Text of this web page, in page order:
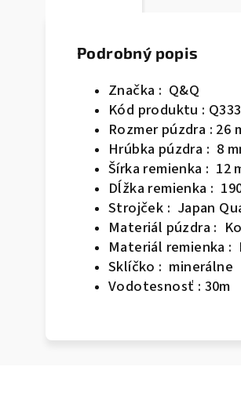
Podrobný popis
Značka : Q&Q
Kód produktu :
Rozmer púzdra : 26
Hrúbka púzdra : 8
Šírka remienka : 12
Dĺžka remienka :
Strojček : Japan
Materiál púzdra :
Materiál remienka :
Sklíčko : minerálne
Vodotesnosť : 30m